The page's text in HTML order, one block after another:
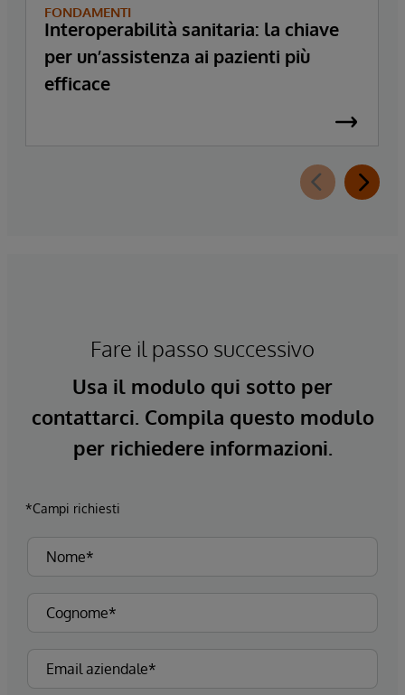
FONDAMENTI
Interoperabilità sanitaria: la chiave
per un’assistenza ai pazienti più
efficace
Fare il passo successivo
Usa il modulo qui sotto per
contattarci. Compila questo modulo
per richiedere informazioni.
*Campi richiesti